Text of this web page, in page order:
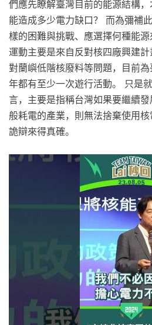
們應先瞭解臺灣目前的能源結構
能造成多少電力缺口？ 而為彌補
樣的困難與挑戰、應選擇何種能
運動主要是來自反對核四廠興建
對蘭嶼低階核廢料等問題，目前
年都有至少一次遊行活動。 只是
言，主要是指稱台灣如果要繼續
般耗電的產業，則無法捨棄使用
詭辯來得真確。